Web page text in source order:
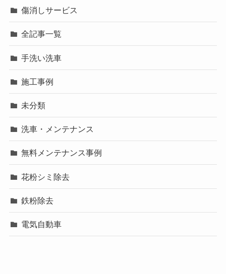
傷消しサービス
全記事一覧
手洗い洗車
施工事例
未分類
洗車・メンテナンス
無料メンテナンス事例
花粉シミ除去
鉄粉除去
電気自動車